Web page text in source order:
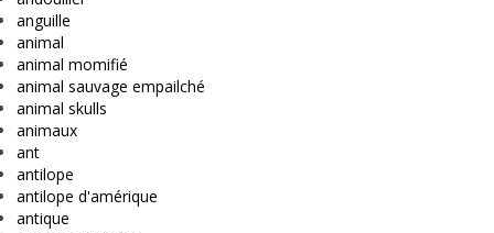
anguille
animal
animal momifié
animal sauvage empailché
animal skulls
animaux
ant
antilope
antilope d'amérique
antique